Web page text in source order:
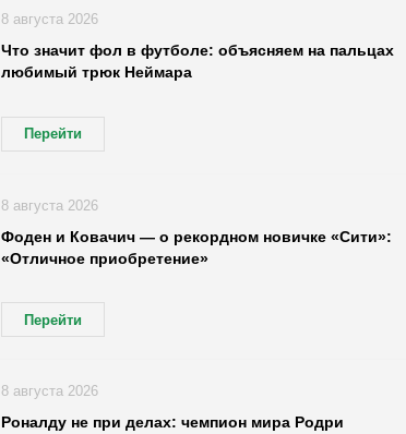
Что значит фол в футболе: объясняем на пальцах
любимый трюк Неймара
Перейти
8 августа 2026
Фоден и Ковачич — о рекордном новичке «Сити»:
«Отличное приобретение»
Перейти
8 августа 2026
Роналду не при делах: чемпион мира Родри
8 августа 2026